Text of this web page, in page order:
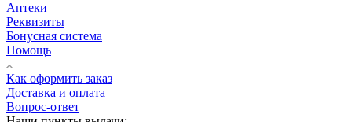
Аптеки
Реквизиты
Бонусная система
Помощь
Как оформить заказ
Доставка и оплата
Вопрос-ответ